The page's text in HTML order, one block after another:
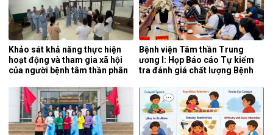
Khảo sát khả năng thực hiện
hoạt động và tham gia xã hội
của người bệnh tâm thần phân
năng, Bệnh viện Tâm thần
Trung ương 1.
Bệnh viện Tâm thần Trung
ương I: Họp Báo cáo Tự kiểm
tra đánh giá chất lượng Bệnh